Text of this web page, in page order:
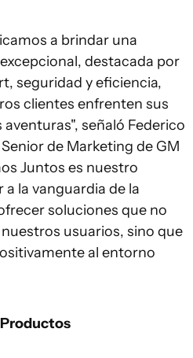
a brindar una
destacada por
seguridad y eficiencia,
clientes enfrenten sus
señaló Federico
de Marketing de GM
Juntos es nuestro
la vanguardia de la
soluciones que no
usuarios, sino que
al entorno